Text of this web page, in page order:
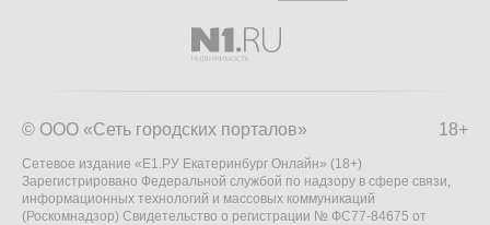
18+
© ООО «Сеть городских порталов»
Сетевое издание «Е1.РУ Екатеринбург Онлайн» (18+)
Зарегистрировано Федеральной службой по надзору в сфере связи,
информационных технологий и массовых коммуникаций
(Роскомнадзор) Свидетельство о регистрации № ФС77-84675 от